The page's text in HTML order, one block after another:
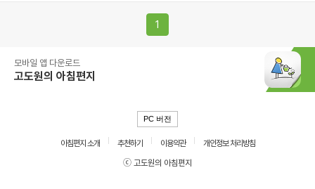
1
모바일 앱 다운로드
고도원의 아침편지
PC 버전
아침편지 소개 추천하기 이용약관
개인정보 처리방침
ⓒ 고도원의 아침편지